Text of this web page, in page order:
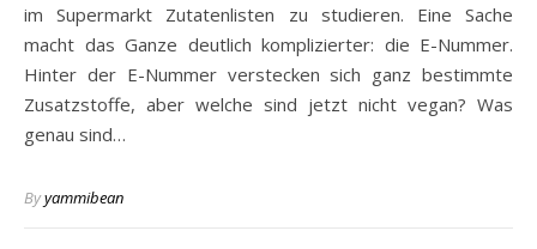
im Supermarkt Zutatenlisten zu studieren. Eine Sache
macht das Ganze deutlich komplizierter: die E-Nummer.
Hinter der E-Nummer verstecken sich ganz bestimmte
Zusatzstoffe, aber welche sind jetzt nicht vegan? Was
genau sind…
Byyammibean